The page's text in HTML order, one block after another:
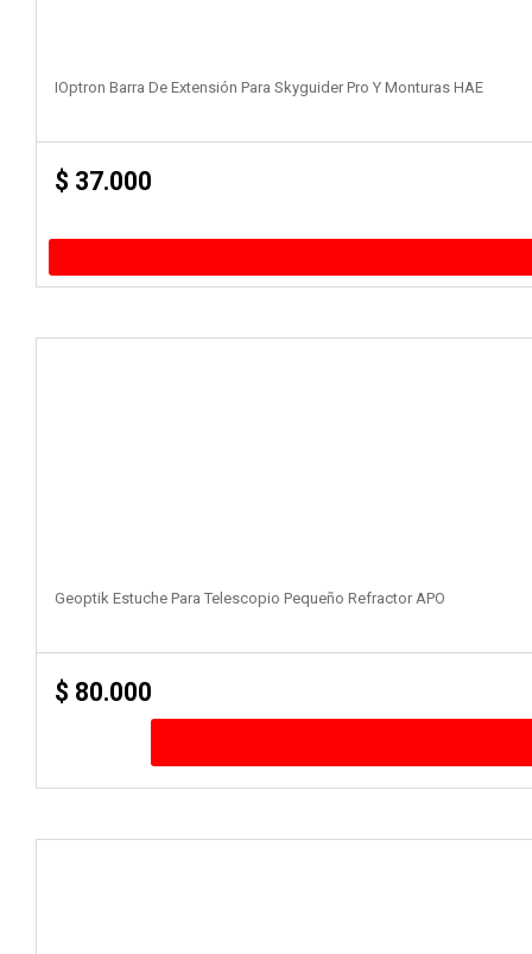
IOptron Barra De Extensión Para Skyguider Pro Y Monturas HAE
$ 37.000
Geoptik Estuche Para Telescopio Pequeño Refractor APO
$ 80.000